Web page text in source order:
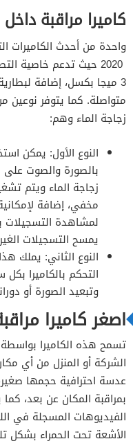
كاميرا مراقبة
واحدة من أحدث
2020 حيث تدعم خاصية
متواصلة. كما يتوفر نوعين
زجاجة الماء وهم:
النوع الأول: يمكن
بالصورة والصوت على
زجاجة الماء ويتم
مخفي، إضافة
لمشاهدة
يمسح التسجيلات
النوع الثاني: يملك
التحكم بالكاميرا
وتبعيد الصورة أو
اصغر كاميرا
الشركة أو المنزل من أي
عدسة احترافية حجمها
بمراقبة المكان عن بعد،
الفيديوهات المسجلة في
الأشعة تحت الحمراء